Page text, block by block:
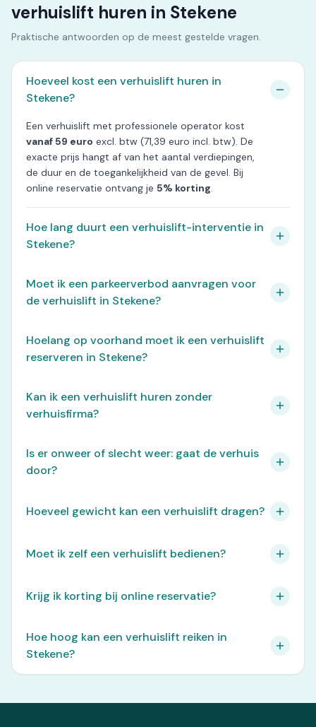
verhuislift huren in Stekene
Praktische antwoorden op de meest gestelde vragen.
Hoeveel kost een verhuislift huren in
Stekene?
Een verhuislift met professionele operator kost
vanaf 59 euro excl. btw (71,39 euro incl. btw). De
exacte prijs hangt af van het aantal verdiepingen,
de duur en de toegankelijkheid van de gevel. Bij
online reservatie ontvang je 5% korting.
Hoe lang duurt een verhuislift-interventie in
Stekene?
Moet ik een parkeerverbod aanvragen voor
de verhuislift in Stekene?
Hoelang op voorhand moet ik een verhuislift
reserveren in Stekene?
Kan ik een verhuislift huren zonder
verhuisfirma?
Is er onweer of slecht weer: gaat de verhuis
door?
Hoeveel gewicht kan een verhuislift dragen?
Moet ik zelf een verhuislift bedienen?
Krijg ik korting bij online reservatie?
Hoe hoog kan een verhuislift reiken in
Stekene?